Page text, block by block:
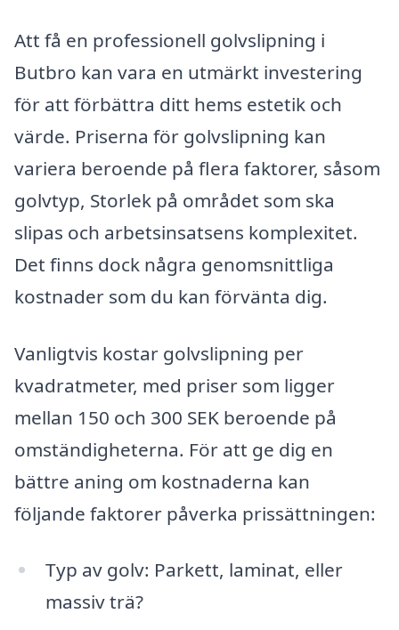
Att få en professionell golvslipning i
Butbro kan vara en utmärkt investering
för att förbättra ditt hems estetik och
värde. Priserna för golvslipning kan
variera beroende på flera faktorer, såsom
golvtyp, Storlek på området som ska
slipas och arbetsinsatsens komplexitet.
Det finns dock några genomsnittliga
kostnader som du kan förvänta dig.
Vanligtvis kostar golvslipning per
kvadratmeter, med priser som ligger
mellan 150 och 300 SEK beroende på
omständigheterna. För att ge dig en
bättre aning om kostnaderna kan
följande faktorer påverka prissättningen:
Typ av golv: Parkett, laminat, eller
massiv trä?